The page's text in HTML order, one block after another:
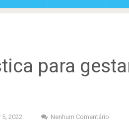
para
5, 2022 Nenhum Comentário